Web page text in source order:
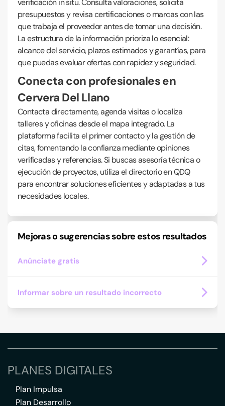
verificación in situ. Consulta valoraciones, solicita
presupuestos y revisa certificaciones o marcas con las
que trabaja el proveedor antes de tomar una decisión.
La estructura de la información prioriza lo esencial:
alcance del servicio, plazos estimados y garantías, para
que puedas evaluar ofertas con rapidez y seguridad.
Conecta con profesionales en
Cervera Del Llano
Contacta directamente, agenda visitas o localiza
talleres y oficinas desde el mapa integrado. La
plataforma facilita el primer contacto y la gestión de
citas, fomentando la confianza mediante opiniones
verificadas y referencias. Si buscas asesoría técnica o
ejecución de proyectos, utiliza el directorio en QDQ
para encontrar soluciones eficientes y adaptadas a tus
necesidades locales.
Mejoras o sugerencias sobre estos resultados
Anúnciate gratis
Informar sobre un resultado incorrecto
PLANES DIGITALES
Plan Impulsa
Plan Desarrollo